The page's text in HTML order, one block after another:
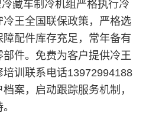
藏车制冷机组严格执行冷
王全国联保政策，严格选
配件库存充足，常年备有
件。免费为客户提供冷王
训联系电话13972994188
案，启动跟踪服务机制，